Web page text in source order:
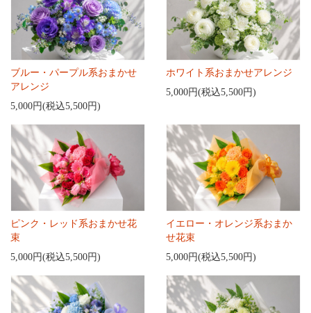
ブルー・パープル系おまかせ
アレンジ
5,000円(税込5,500円)
ホワイト系おまかせアレンジ
5,000円(税込5,500円)
ピンク・レッド系おまかせ花
束
5,000円(税込5,500円)
イエロー・オレンジ系おまか
せ花束
5,000円(税込5,500円)